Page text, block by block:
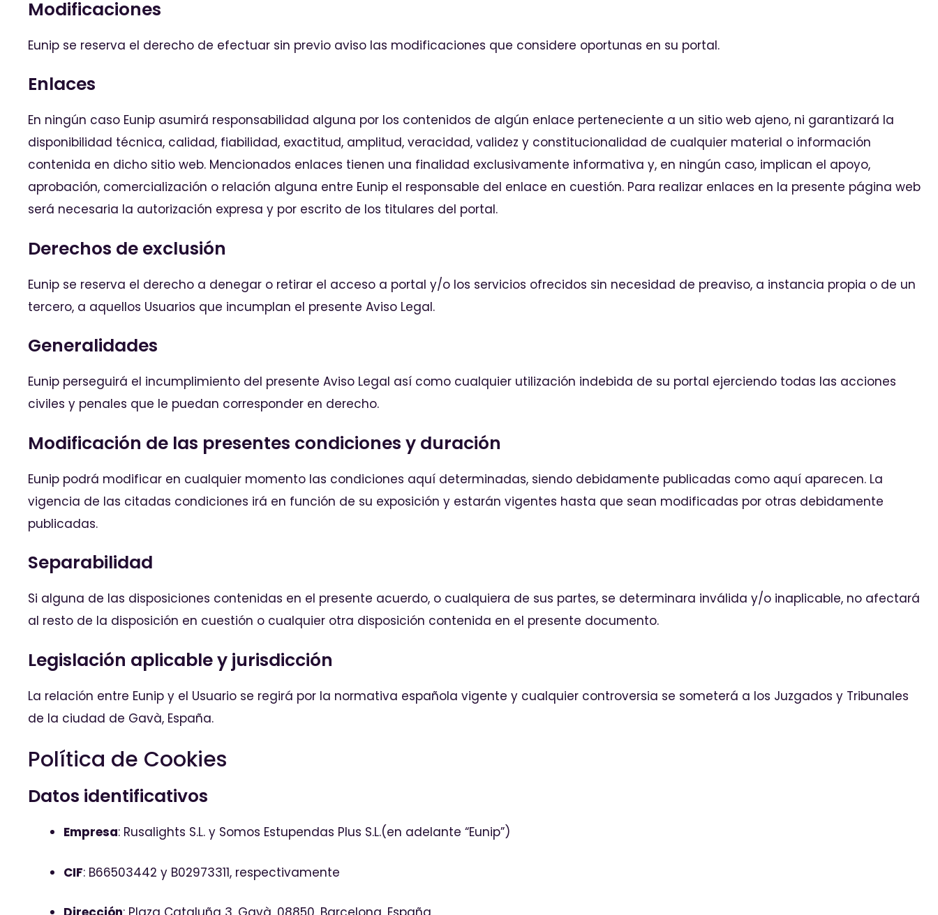
Modificaciones
Eunip se reserva el derecho de efectuar sin previo aviso las modificaciones que considere oportunas en su portal.
Enlaces
En ningún caso Eunip asumirá responsabilidad alguna por los contenidos de algún enlace perteneciente a un sitio web ajeno, ni garantizará la
disponibilidad técnica, calidad, fiabilidad, exactitud, amplitud, veracidad, validez y constitucionalidad de cualquier material o información
contenida en dicho sitio web. Mencionados enlaces tienen una finalidad exclusivamente informativa y, en ningún caso, implican el apoyo,
aprobación, comercialización o relación alguna entre Eunip el responsable del enlace en cuestión. Para realizar enlaces en la presente página web
será necesaria la autorización expresa y por escrito de los titulares del portal.
Derechos de exclusión
Eunip se reserva el derecho a denegar o retirar el acceso a portal y/o los servicios ofrecidos sin necesidad de preaviso, a instancia propia o de un
tercero, a aquellos Usuarios que incumplan el presente Aviso Legal.
Generalidades
Eunip perseguirá el incumplimiento del presente Aviso Legal así como cualquier utilización indebida de su portal ejerciendo todas las acciones
civiles y penales que le puedan corresponder en derecho.
Modificación de las presentes condiciones y duración
Eunip podrá modificar en cualquier momento las condiciones aquí determinadas, siendo debidamente publicadas como aquí aparecen. La
vigencia de las citadas condiciones irá en función de su exposición y estarán vigentes hasta que sean modificadas por otras debidamente
publicadas.
Separabilidad
Si alguna de las disposiciones contenidas en el presente acuerdo, o cualquiera de sus partes, se determinara inválida y/o inaplicable, no afectará
al resto de la disposición en cuestión o cualquier otra disposición contenida en el presente documento.
Legislación aplicable y jurisdicción
La relación entre Eunip y el Usuario se regirá por la normativa española vigente y cualquier controversia se someterá a los Juzgados y Tribunales
de la ciudad de Gavà, España.
Política de Cookies
Datos identificativos
Empresa: Rusalights S.L. y Somos Estupendas Plus S.L.(en adelante “Eunip”)
CIF: B66503442 y B02973311, respectivamente